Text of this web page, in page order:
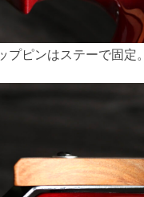
プピンはステーで固定。